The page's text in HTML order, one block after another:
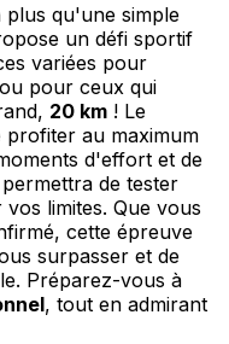
qu'une simple
un défi sportif
variées pour
pour ceux qui
20 km ! Le
au maximum
d'effort et de
de tester
limites. Que vous
cette épreuve
surpasser et de
Préparez-vous à
, tout en admirant